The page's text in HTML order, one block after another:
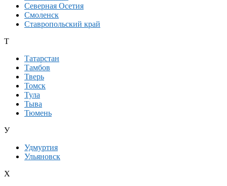
Северная Осетия
Смоленск
Ставропольский край
Т
Татарстан
Тамбов
Тверь
Томск
Тула
Тыва
Тюмень
У
Удмуртия
Ульяновск
Х